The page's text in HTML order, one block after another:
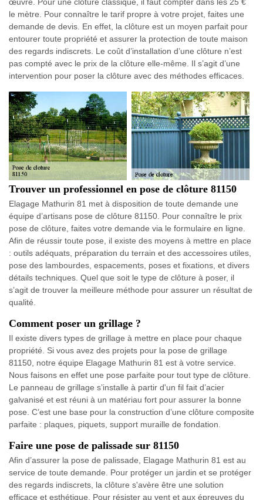
le mètre. Pour connaître le tarif propre à votre projet, faites une
demande de devis. En effet, la clôture est un moyen parfait pour
entourer toute propriété et assurer la protection de toute maison
des regards indiscrets. Le coût d’installation d’une clôture n’est
pas compté avec le prix de la clôture elle-même. Il s’agit d’une
intervention pour poser la clôture avec des méthodes efficaces.
Trouver un professionnel en pose de clôture 81150
Elagage Mathurin 81 met à disposition de toute demande une
équipe d’artisans pose de clôture 81150. Pour connaître le prix
pose de clôture, faites votre demande via le formulaire en ligne.
Afin de réussir toute pose, il existe des moyens à mettre en place
: outils adéquats, préparation du terrain et des accessoires utiles,
pose des lambourdes, espacements, poses et fixations, et divers
détails techniques. Quel que soit le type de clôture à poser, il
s’agit de trouver la meilleure méthode pour assurer un résultat de
qualité.
Comment poser un grillage ?
Il existe divers types de grillage à mettre en place pour chaque
propriété. Si vous avez des projets pour la pose de grillage
81150, notre équipe Elagage Mathurin 81 est à votre service.
Nous faisons en effet une pose parfaite pour tout type de clôture.
Le panneau de grillage s’installe à partir d'un fil fait d’acier
galvanisé et est réuni à un matériau fort pour assurer la bonne
pose. C’est une base pour la construction d’une clôture composite
parfaite : plaques, piquets, support muraille de fondation.
Faire une pose de palissade sur 81150
Afin d’assurer la pose de palissade, Elagage Mathurin 81 est au
service de toute demande. Pour protéger un jardin et se protéger
des regards indiscrets, la clôture s'avère être une solution
efficace et esthétique. Pour résister au vent et aux épreuves du